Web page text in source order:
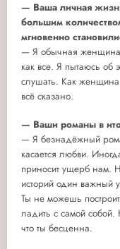
— Ваша личная
большим
мгновенно
— Я обычная
как все. Я пытаюсь об
слушать. Как
всё сказано.
— Ваши романы в
— Я безнадёжный
касается любви.
приносит ущерб нам.
историй один важный
Ты не можешь
ладить с самой собой.
что ты бесценна.